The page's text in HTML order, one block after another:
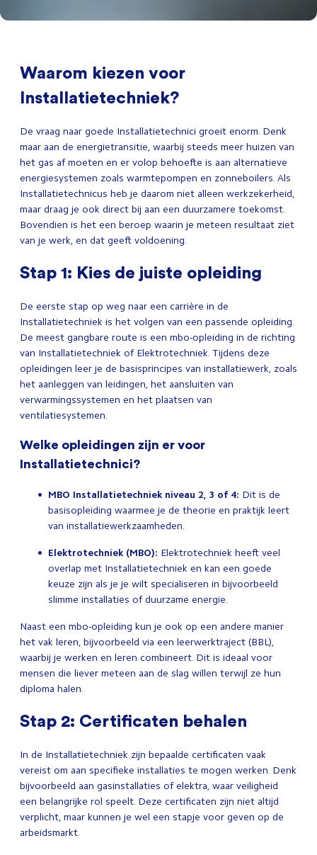
Waarom kiezen voor
Installatietechniek?
De vraag naar goede Installatietechnici groeit enorm. Denk
maar aan de energietransitie, waarbij steeds meer huizen van
het gas af moeten en er volop behoefte is aan alternatieve
energiesystemen zoals warmtepompen en zonneboilers. Als
Installatietechnicus heb je daarom niet alleen werkzekerheid,
maar draag je ook direct bij aan een duurzamere toekomst.
Bovendien is het een beroep waarin je meteen resultaat ziet
van je werk, en dat geeft voldoening.
Stap 1: Kies de juiste opleiding
De eerste stap op weg naar een carrière in de
Installatietechniek is het volgen van een passende opleiding.
De meest gangbare route is een mbo-opleiding in de richting
van Installatietechniek of Elektrotechniek. Tijdens deze
opleidingen leer je de basisprincipes van installatiewerk, zoals
het aanleggen van leidingen, het aansluiten van
verwarmingssystemen en het plaatsen van
ventilatiesystemen.
Welke opleidingen zijn er voor
Installatietechnici?
MBO Installatietechniek niveau 2, 3 of 4: Dit is de
basisopleiding waarmee je de theorie en praktijk leert
van installatiewerkzaamheden.
Elektrotechniek (MBO): Elektrotechniek heeft veel
overlap met Installatietechniek en kan een goede
keuze zijn als je je wilt specialiseren in bijvoorbeeld
slimme installaties of duurzame energie.
Naast een mbo-opleiding kun je ook op een andere manier
het vak leren, bijvoorbeeld via een leerwerktraject (BBL),
waarbij je werken en leren combineert. Dit is ideaal voor
mensen die liever meteen aan de slag willen terwijl ze hun
diploma halen.
Stap 2: Certificaten behalen
In de Installatietechniek zijn bepaalde certificaten vaak
vereist om aan specifieke installaties te mogen werken. Denk
bijvoorbeeld aan gasinstallaties of elektra, waar veiligheid
een belangrijke rol speelt. Deze certificaten zijn niet altijd
verplicht, maar kunnen je wel een stapje voor geven op de
arbeidsmarkt.